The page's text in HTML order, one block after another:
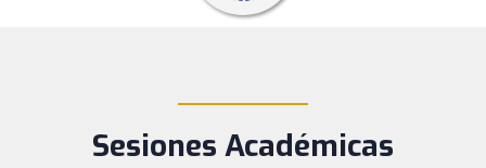
Sesiones Académicas